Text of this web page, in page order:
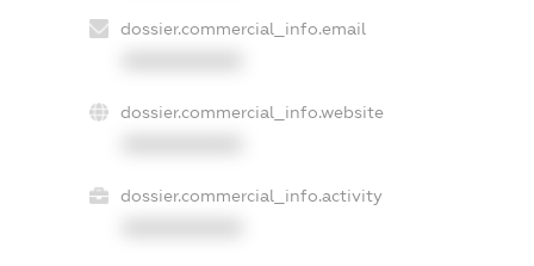
dossier.commercial_info.email
dossier.commercial_info.website
dossier.commercial_info.activity